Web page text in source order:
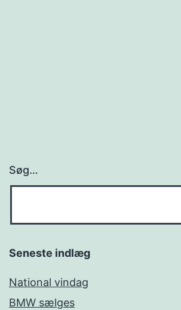
Søg…
Seneste indlæg
National vindag
BMW sælges